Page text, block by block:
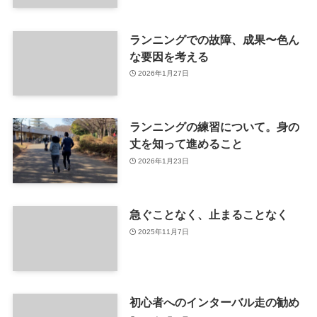
ランニングでの故障、成果〜色ん
な要因を考える
2026年1月27日
ランニングの練習について。身の
丈を知って進めること
2026年1月23日
急ぐことなく、止まることなく
2025年11月7日
初心者へのインターバル走の勧め